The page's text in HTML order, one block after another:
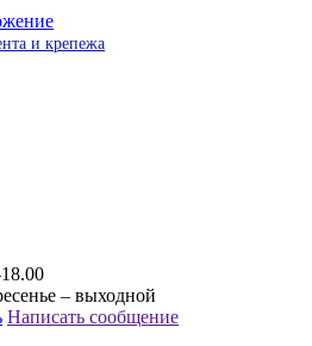
и крепежа
– выходной
Написать сообщение